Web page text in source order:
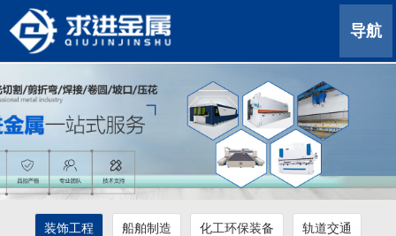
导航
装饰工程 船舶制造 化工环保装备 轨道交通